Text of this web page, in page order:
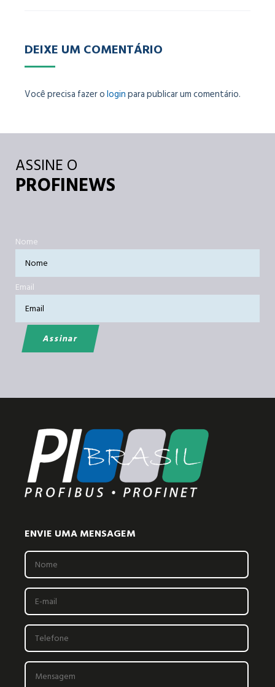
DEIXE UM COMENTÁRIO
Você precisa fazer ologinpara publicar um comentário.
ASSINE O
PROFINEWS
Nome
Email
ENVIE UMA MENSAGEM